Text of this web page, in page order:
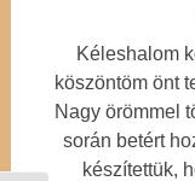
Kéleshalom
köszöntöm önt
Nagy örömmel
során betért
készítettük,